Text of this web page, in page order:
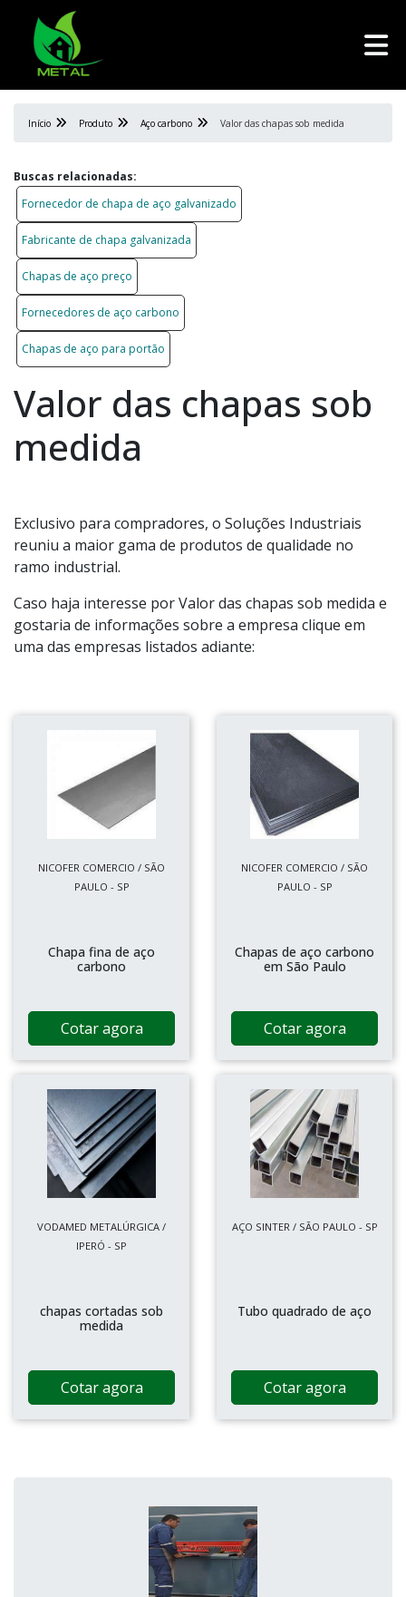
Início Produto Aço carbono Valor das chapas sob medida
Buscas relacionadas:
Fornecedor de chapa de aço galvanizado
Fabricante de chapa galvanizada
Chapas de aço preço
Fornecedores de aço carbono
Chapas de aço para portão
Valor das chapas sob
medida
Exclusivo para compradores, o Soluções Industriais
reuniu a maior gama de produtos de qualidade no
ramo industrial.
Caso haja interesse por Valor das chapas sob medida e
gostaria de informações sobre a empresa clique em
uma das empresas listados adiante:
NICOFER COMERCIO / SÃO
PAULO - SP
Chapa fina de aço
carbono
Cotar agora
NICOFER COMERCIO / SÃO
PAULO - SP
Chapas de aço carbono
em São Paulo
Cotar agora
VODAMED METALÚRGICA /
IPERÓ - SP
chapas cortadas sob
medida
Cotar agora
AÇO SINTER / SÃO PAULO - SP
Tubo quadrado de aço
Cotar agora